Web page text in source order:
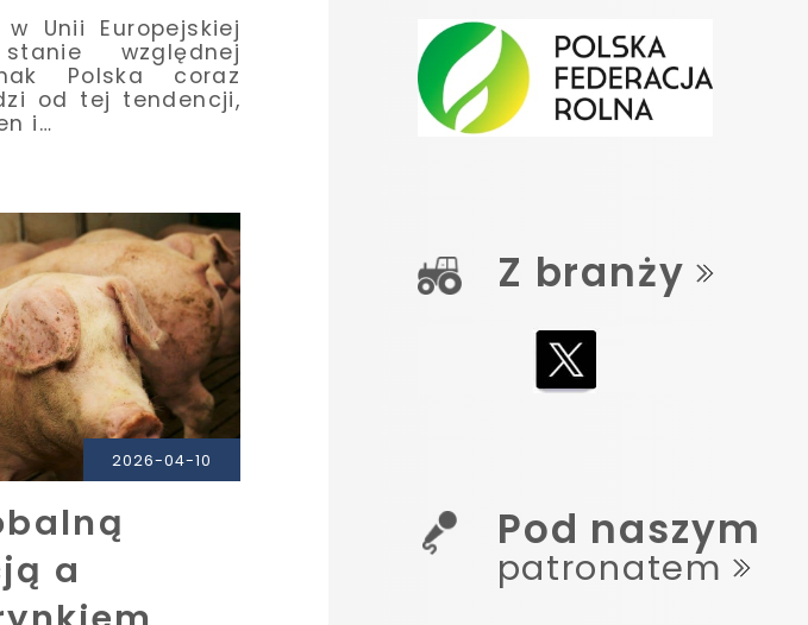
Unii Europejskiej
względnej
Polska coraz
od tej tendencji,
i…
2026-04-10
a
Z branży
Pod naszym
patronatem